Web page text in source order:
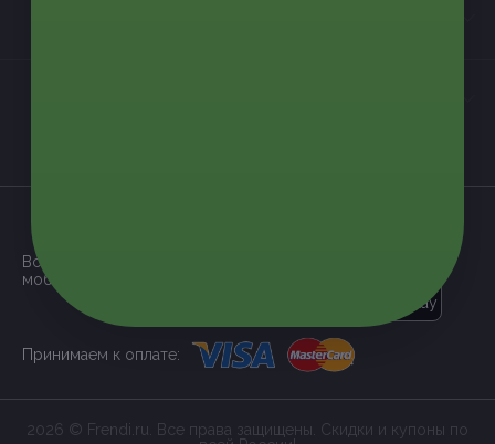
Все наши купоны доступны через
мобильное приложение:
Google Play
Принимаем к оплате:
2026 © Frendi.ru. Все права защищены. Скидки и купоны по